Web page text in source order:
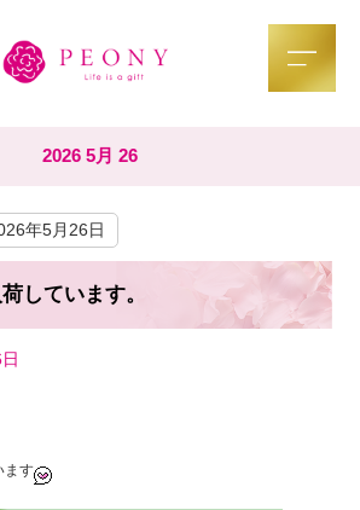
2026 5月 26
年5月26日
しています。
ます